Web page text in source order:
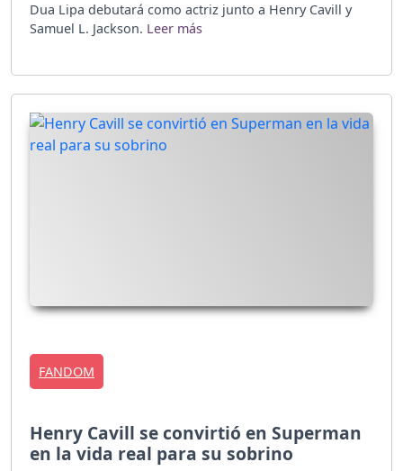
Dua Lipa debutará como actriz junto a Henry Cavill y
Samuel L. Jackson.
FANDOM
Henry Cavill se convirtió en Superman
en la vida real para su sobrino